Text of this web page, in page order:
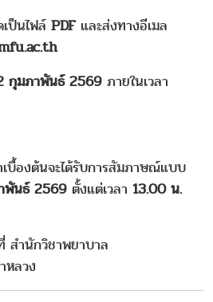
ป็นไฟล์ PDF และส่งทางอีเมล
กุมภาพันธ์ 2569 ภายในเวลา
บื้องต้นจะได้รับการสัมภาษณ์แบบ
พันธ์ 2569 ตั้งแต่เวลา 13.00 น.
สำนักวิชาพยาบาล
หลวง